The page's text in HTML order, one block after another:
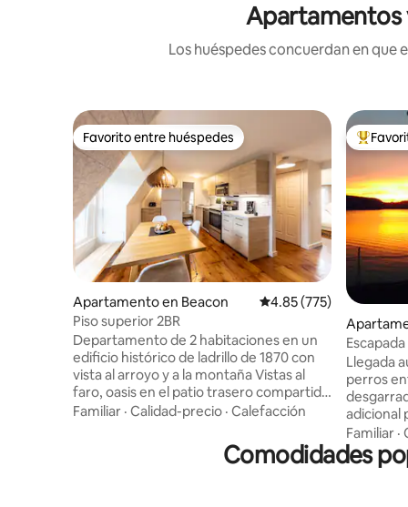
Apartamentos
Los huéspedes concuerdan en
Favorito entre huéspedes
Favorito entre huéspedes
Apartamento en Beacon Calificación promedio:
4.85 (775)
Piso superior 2BR
Departamento de 2 habitaciones en un
edificio histórico de ladrillo de 1870 con
vista al arroyo y a la montaña Vistas al
faro, oasis en el patio trasero compartido
(zonas de descanso techadas, fogata,
pintorescas vías ferroviarias
abandonadas junto a Fishkill Creek hasta
Familiar · Calidad-precio · Calefacción
desde
Llegada
perros
adicional
el río
Familiar ·
Comodidades